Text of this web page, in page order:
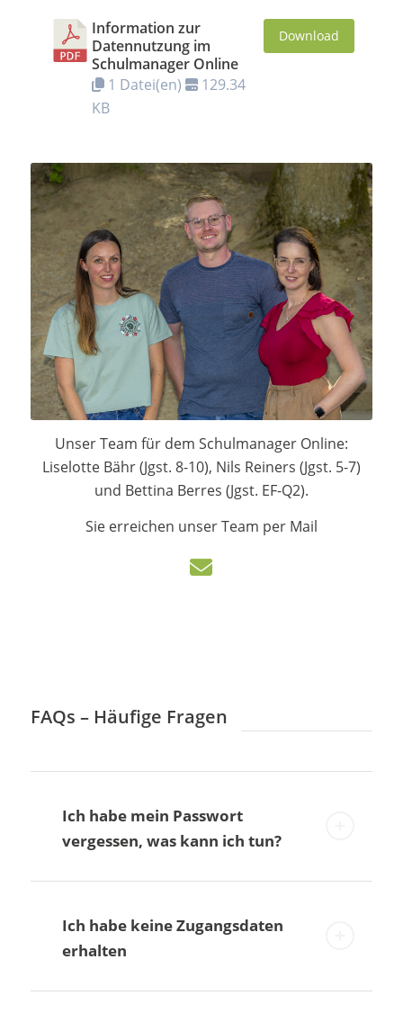
Information zur
Datennutzung im
Schulmanager Online
1 Datei(en)
129.34
KB
Download
Unser Team für dem Schulmanager Online:
Liselotte Bähr (Jgst. 8-10), Nils Reiners (Jgst. 5-7)
und Bettina Berres (Jgst. EF-Q2).
Sie erreichen unser Team per Mail
FAQs – Häufige Fragen
Ich habe mein Passwort
vergessen, was kann ich tun?
Ich habe keine Zugangsdaten
erhalten